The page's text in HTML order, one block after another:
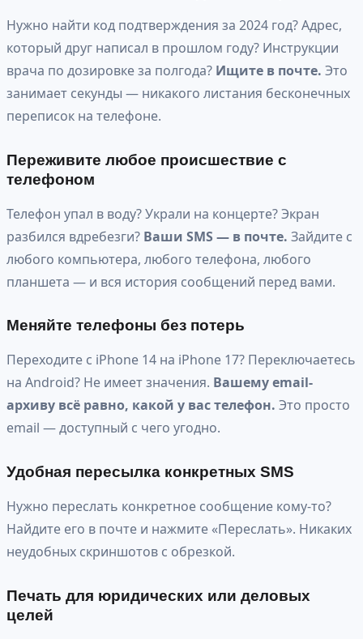
Нужно найти код подтверждения за 2024 год? Адрес,
который друг написал в прошлом году? Инструкции
врача по дозировке за полгода? Ищите в почте. Это
занимает секунды — никакого листания бесконечных
переписок на телефоне.
Переживите любое происшествие с
телефоном
Телефон упал в воду? Украли на концерте? Экран
разбился вдребезги? Ваши SMS — в почте. Зайдите с
любого компьютера, любого телефона, любого
планшета — и вся история сообщений перед вами.
Меняйте телефоны без потерь
Переходите с iPhone 14 на iPhone 17? Переключаетесь
на Android? Не имеет значения. Вашему email-
архиву всё равно, какой у вас телефон. Это просто
email — доступный с чего угодно.
Удобная пересылка конкретных SMS
Нужно переслать конкретное сообщение кому-то?
Найдите его в почте и нажмите «Переслать». Никаких
неудобных скриншотов с обрезкой.
Печать для юридических или деловых
целей